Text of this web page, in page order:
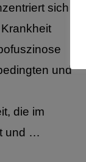
sich auf
und
die im
und …